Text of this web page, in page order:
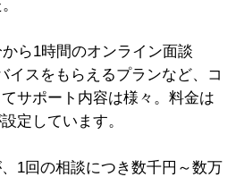
ら1時間のオンライン面談
イスをもらえるプランなど、コ
サポート内容は様々。料金は
定しています。
1回の相談につき数千円～数万